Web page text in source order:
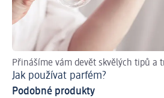
Přinášíme vám devět skvělých tipů a
Jak používat parfém?
Podobné produkty